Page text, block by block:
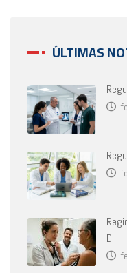
ÚLTIMAS
Di